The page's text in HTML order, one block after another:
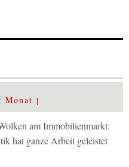
Monat
am Immobilienmarkt:
hat ganze Arbeit geleistet